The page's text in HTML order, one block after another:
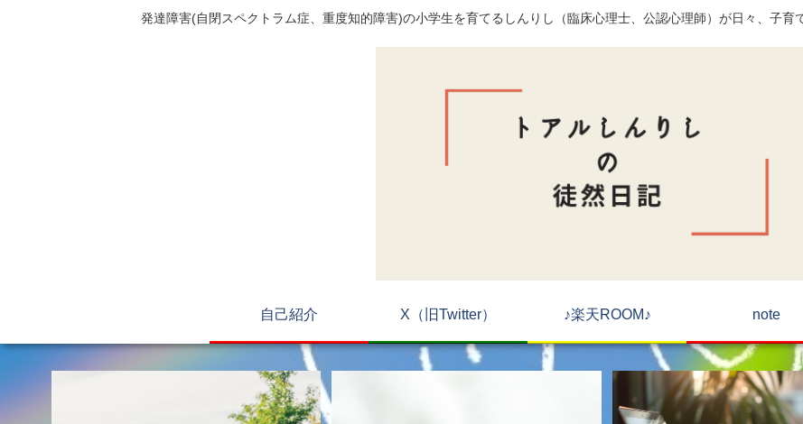
発達障害(自閉スペクトラム症、重度知的障害)の小学生を育てるしんりし（臨床心理士、公認心理師）が日々、子育
自己紹介 X（旧Twitter） ♪楽天ROOM♪ note